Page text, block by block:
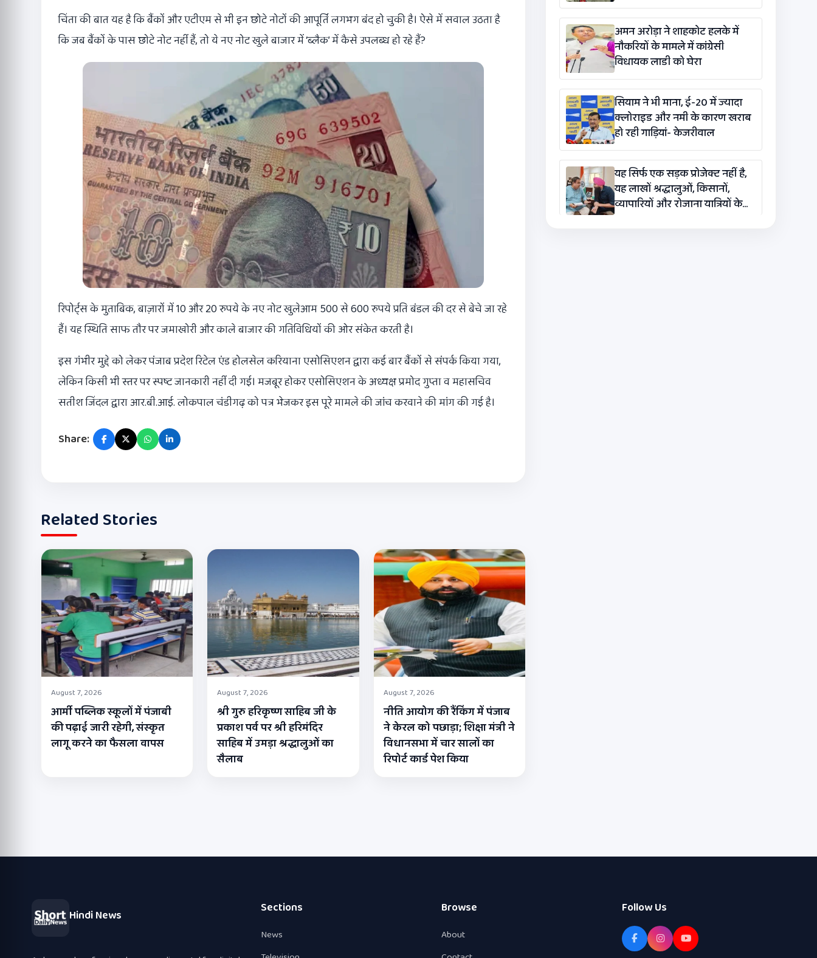
चिंता की बात यह है कि बैंकों और एटीएम से भी इन छोटे नोटों की आपूर्ति लगभग बंद हो चुकी है। ऐसे में सवाल उठता है
कि जब बैंकों के पास छोटे नोट नहीं हैं, तो ये नए नोट खुले बाजार में ‘ब्लैक’ में कैसे उपलब्ध हो रहे हैं?
रिपोर्ट्स के मुताबिक, बाज़ारों में 10 और 20 रुपये के नए नोट खुलेआम 500 से 600 रुपये प्रति बंडल की दर से बेचे जा रहे
हैं। यह स्थिति साफ तौर पर जमाखोरी और काले बाजार की गतिविधियों की ओर संकेत करती है।
इस गंभीर मुद्दे को लेकर पंजाब प्रदेश रिटेल एंड होलसेल करियाना एसोसिएशन द्वारा कई बार बैंकों से संपर्क किया गया,
लेकिन किसी भी स्तर पर स्पष्ट जानकारी नहीं दी गई। मजबूर होकर एसोसिएशन के अध्यक्ष प्रमोद गुप्ता व महासचिव
सतीश जिंदल द्वारा आर.बी.आई. लोकपाल चंडीगढ़ को पत्र भेजकर इस पूरे मामले की जांच करवाने की मांग की गई है।
Share:
Related Stories
August 7, 2026
आर्मी पब्लिक स्कूलों में पंजाबी
की पढ़ाई जारी रहेगी, संस्कृत
लागू करने का फैसला वापस
August 7, 2026
श्री गुरु हरिकृष्ण साहिब जी के
प्रकाश पर्व पर श्री हरिमंदिर
साहिब में उमड़ा श्रद्धालुओं का
सैलाब
August 7, 2026
नीति आयोग की रैंकिंग में पंजाब
ने केरल को पछाड़ा; शिक्षा मंत्री ने
विधानसभा में चार सालों का
रिपोर्ट कार्ड पेश किया
अमन अरोड़ा ने शाहकोट हलके में
नौकरियों के मामले में कांग्रेसी
विधायक लाडी को घेरा
सियाम ने भी माना, ई-20 में ज्यादा
क्लोराइड और नमी के कारण खराब
हो रही गाड़ियां- केजरीवाल
यह सिर्फ एक सड़क प्रोजेक्ट नहीं है,
यह लाखों श्रद्धालुओं, किसानों,
व्यापारियों और रोजाना यात्रियों के
Hindi News Sections
News
Browse
About
Follow Us